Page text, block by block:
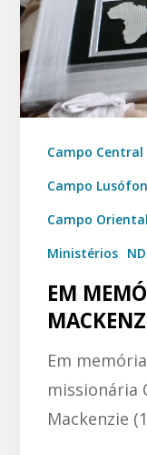
Campo Central
Campo
Campo Oriental
Ministérios
EM
Em
missionária
Mackenzie